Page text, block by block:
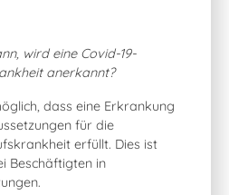
wird eine Covid-19-
anerkannt?
dass eine Erkrankung
für die
erfüllt. Dies ist
Beschäftigten in